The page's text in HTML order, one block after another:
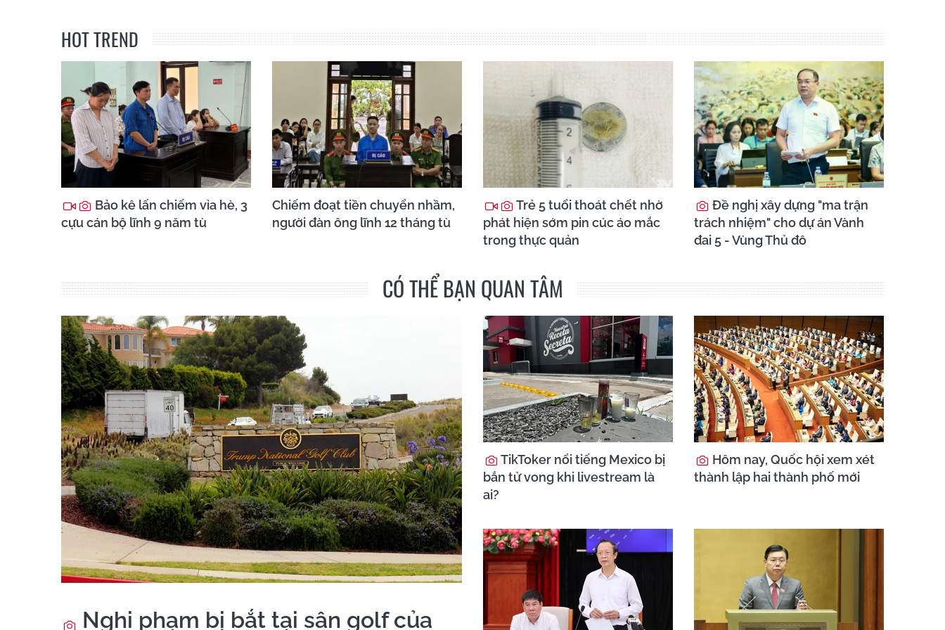
HOT TREND
Bảo kê lấn chiếm vỉa hè, 3
cựu cán bộ lĩnh 9 năm tù
Chiếm đoạt tiền chuyển nhầm,
người đàn ông lĩnh 12 tháng tù
Trẻ 5 tuổi thoát chết nhờ
phát hiện sớm pin cúc áo mắc
trong thực quản
Đề nghị xây dựng "ma trận
trách nhiệm" cho dự án Vành
đai 5 - Vùng Thủ đô
CÓ THỂ BẠN QUAN TÂM
Nghi phạm bị bắt tại sân golf của
TikToker nổi tiếng Mexico bị
bắn tử vong khi livestream là
ai?
Hôm nay, Quốc hội xem xét
thành lập hai thành phố mới